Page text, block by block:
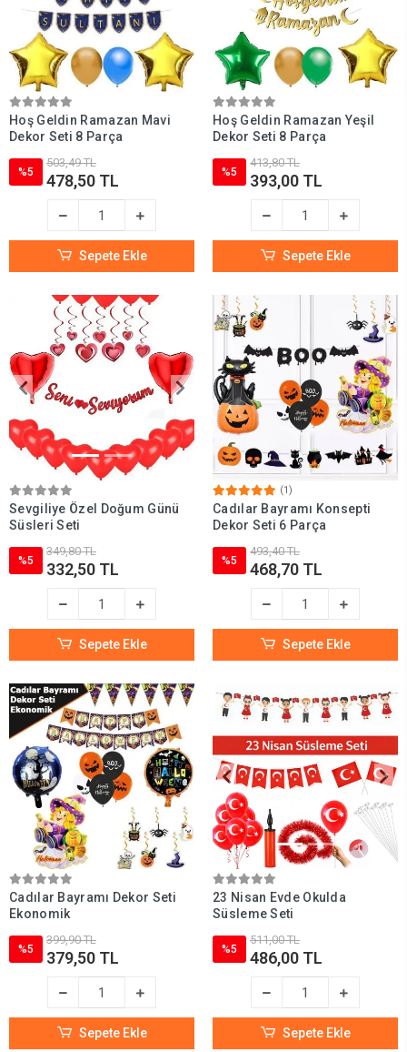
Hoş Geldin Ramazan Mavi
Dekor Seti 8 Parça
%5
503,49 TL
478,50 TL
Sepete Ekle
Hoş Geldin Ramazan Yeşil
Dekor Seti 8 Parça
%5
413,80 TL
393,00 TL
Sepete Ekle
Sevgiliye Özel Doğum Günü
Süsleri Seti
%5
349,80 TL
332,50 TL
Sepete Ekle
(1)
Cadılar Bayramı Konsepti
Dekor Seti 6 Parça
%5
493,40 TL
468,70 TL
Sepete Ekle
Cadılar Bayramı Dekor Seti
Ekonomik
%5
399,90 TL
379,50 TL
Sepete Ekle
23 Nisan Evde Okulda
Süsleme Seti
%5
511,00 TL
486,00 TL
Sepete Ekle